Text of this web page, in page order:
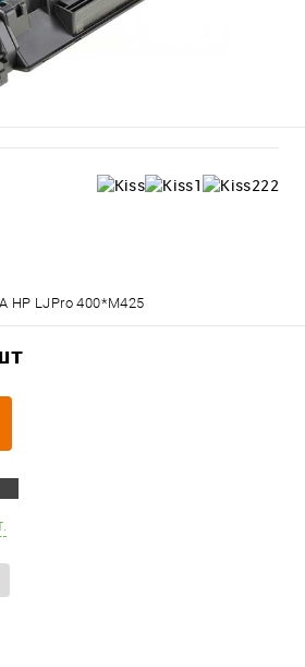
НР LJPro 400*M425